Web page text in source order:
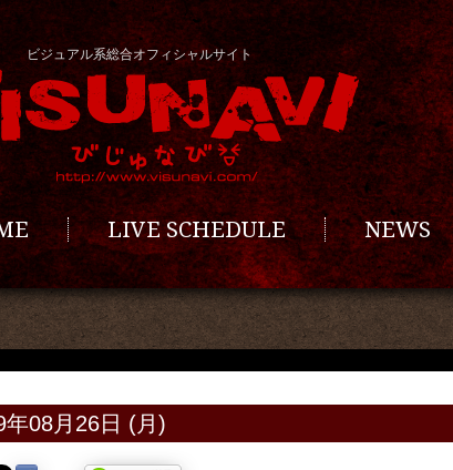
ビジュアル系総合オフィシャルサイト
LIVE SCHEDULE NEWS
年08月26日 (月)